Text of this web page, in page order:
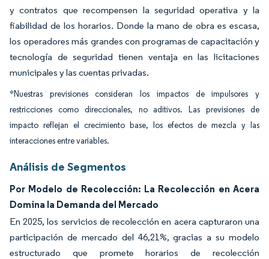
y contratos que recompensen la seguridad operativa y la
fiabilidad de los horarios. Donde la mano de obra es escasa,
los operadores más grandes con programas de capacitación y
tecnología de seguridad tienen ventaja en las licitaciones
municipales y las cuentas privadas.
*Nuestras previsiones consideran los impactos de impulsores y
restricciones como direccionales, no aditivos. Las previsiones de
impacto reflejan el crecimiento base, los efectos de mezcla y las
interacciones entre variables.
Análisis de Segmentos
Por Modelo de Recolección: La Recolección en Acera
Domina la Demanda del Mercado
En 2025, los servicios de recolección en acera capturaron una
participación de mercado del 46,21%, gracias a su modelo
estructurado que promete horarios de recolección